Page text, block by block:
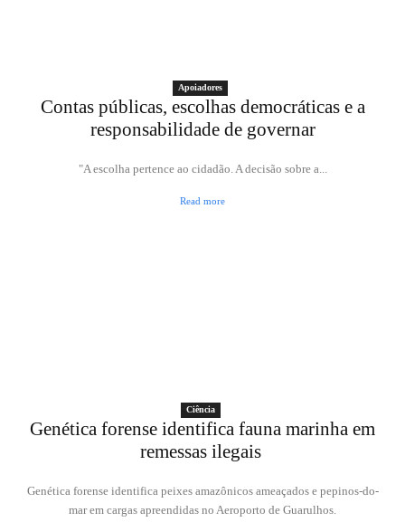
Apoiadores
Contas públicas, escolhas democráticas e a
responsabilidade de governar
"A escolha pertence ao cidadão. A decisão sobre a...
Read more
Ciência
Genética forense identifica fauna marinha em
remessas ilegais
Genética forense identifica peixes amazônicos ameaçados e pepinos-do-
mar em cargas apreendidas no Aeroporto de Guarulhos.